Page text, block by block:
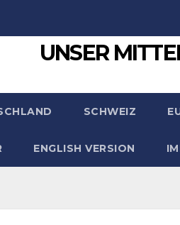
UNSER
SCHWEIZ
ENGLISH VERSION